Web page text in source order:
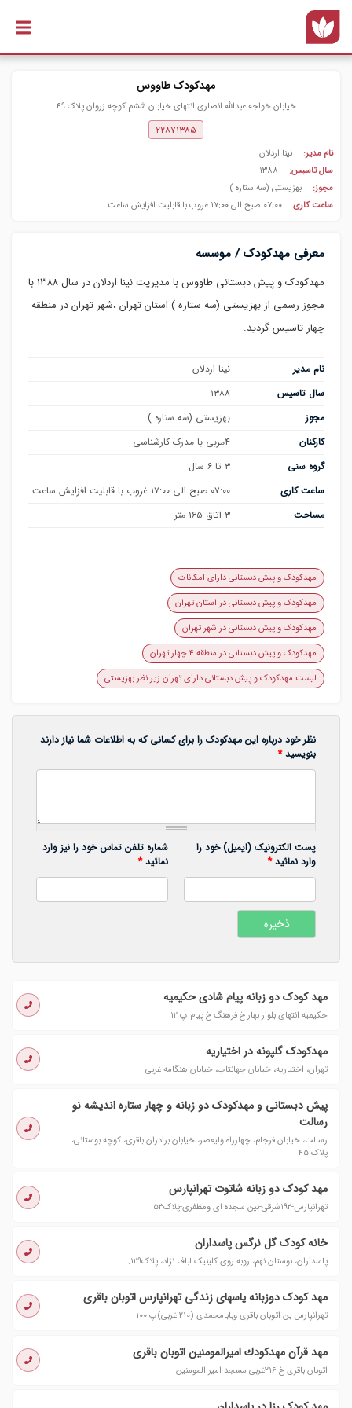
مهدکودک طاووس
خیابان خواجه عبدالله انصاری انتهای خیابان ششم کوچه زروان پلاک ۴۹
۲۲۸۷۱۳۸۵
نام مدیر:
نینا اردلان
سال تاسیس:
۱۳۸۸
مجوز:
بهزیستی (سه ستاره )
ساعت کاری
۰۷:۰۰ صبح الی ۱۷:۰۰ غروب با قابلیت افزایش ساعت
معرفی مهدکودک / موسسه
مهدکودک و پیش دبستانی طاووس با مدیریت نینا اردلان در سال ۱۳۸۸ با
مجوز رسمی از بهزیستی (سه ستاره ) استان تهران ،شهر تهران در منطقه
چهار تاسیس گردید.
نام مدیر
نینا اردلان
سال تاسیس
۱۳۸۸
مجوز
بهزیستی (سه ستاره )
کارکنان
۴مربی با مدرک کارشناسی
گروه سنی
۳ تا ۶ سال
ساعت کاری
۰۷:۰۰ صبح الی ۱۷:۰۰ غروب با قابلیت افزایش ساعت
مساحت
۳ اتاق ۱۶۵ متر
مهدکودک و پیش دبستانی دارای امکانات
مهدکودک و پیش دبستانی در استان تهران
مهدکودک و پیش دبستانی در شهر تهران
مهدکودک و پیش دبستانی در منطقه ۴ چهار تهران
لیست مهدکودک و پیش دبستانی دارای تهران زیر نظر بهزیستی
نظر خود درباره این مهدکودک را برای کسانی که به اطلاعات شما نیاز دارند
بنویسید*
پست الکترونیک (ایمیل) خود را
وارد نمائید*
شماره تلفن تماس خود را نیز وارد
نمائید*
مهد کودک دو زبانه پیام شادی حکیمیه
حکیمیه انتهای بلوار بهار خ فرهنگ خ پیام پ ١٢
مهدکودک گلپونه در اختیاریه
تهران، اختیاریه، خیابان جهانتاب، خیابان هنگامه غربی
پیش دبستانی و مهدکودک دو زبانه و چهار ستاره اندیشه نو
رسالت
رسالت، خیابان فرجام، چهارراه ولیعصر، خیابان برادران باقری، کوچه بوستانی،
پلاک ۴۵
مهد کودک دو زبانه شاتوت تهرانپارس
تهرانپارس-۱۹۲شرقی-بین سجده ای ومظفری-پلاک۵۳
خانه کودک گل نرگس پاسداران
پاسداران، بوستان نهم، روبه روی کلینیک لباف نژاد، پلاک۱۲۹.
مهد کودک دوزبانه یاسهای زندگی تهرانپارس اتوبان باقری
تهرانپارس-بن اتوبان باقری وبابامحمدی (۲۱۰ غربی)پ ۱۰۰
مهد قرآن مهدكودك امیرالمومنین اتوبان باقری
اتوبان باقری خ ٢١٦غربی مسجد امیر المومنین